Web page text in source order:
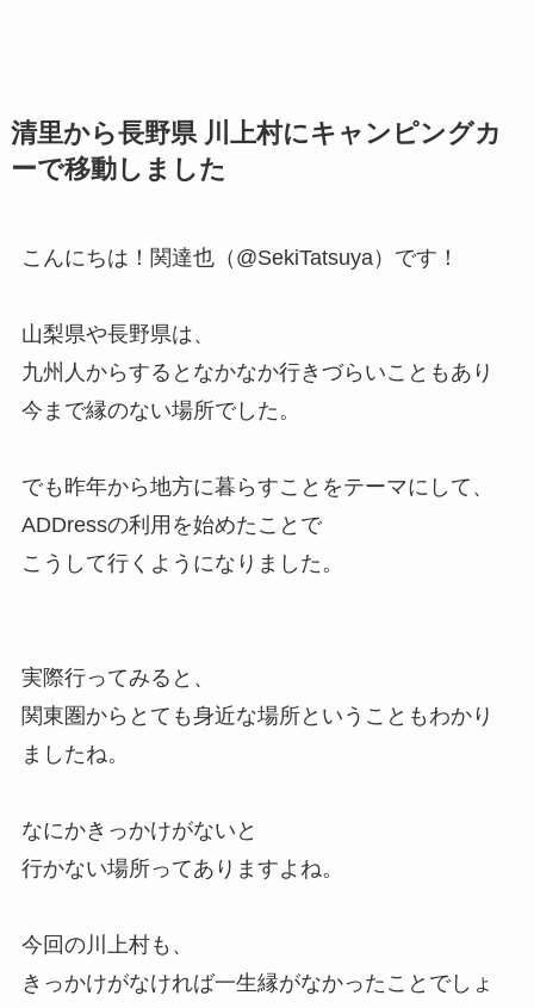
清里から長野県 川上村にキャンピングカ
ーで移動しました
こんにちは！関達也（@SekiTatsuya）です！
山梨県や長野県は、
九州人からするとなかなか行きづらいこともあり
今まで縁のない場所でした。
でも昨年から地方に暮らすことをテーマにして、
ADDressの利用を始めたことで
こうして行くようになりました。
実際行ってみると、
関東圏からとても身近な場所ということもわかり
ましたね。
なにかきっかけがないと
行かない場所ってありますよね。
今回の川上村も、
きっかけがなければ一生縁がなかったことでしょ